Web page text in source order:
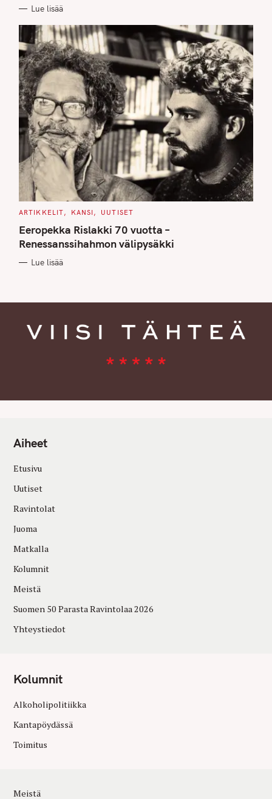
S
Lue lisää
C
T
E
G
O
I
ARTIKKELIT KANSI UUTISET
Eeropekka Rislakki 70 vuotta –
Renessanssihahmon välipysäkki
Lue lisää
Aiheet
Etusivu
Uutiset
Ravintolat
Juoma
Matkalla
Kolumnit
Meistä
Suomen 50 Parasta Ravintolaa 2026
Yhteystiedot
Kolumnit
Alkoholipolitiikka
Kantapöydässä
Toimitus
Meistä